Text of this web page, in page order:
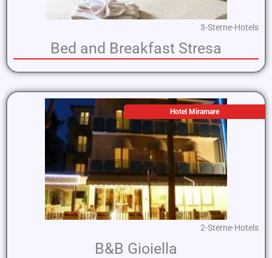
3-Sterne-Hotels
Bed and Breakfast Stresa
Hotel Miramare
2-Sterne-Hotels
B&B Gioiella